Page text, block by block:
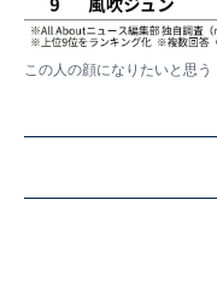
この人の顔になりたいと思